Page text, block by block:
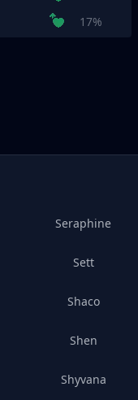
17%
Seraphine
Sett
Shaco
Shen
Shyvana